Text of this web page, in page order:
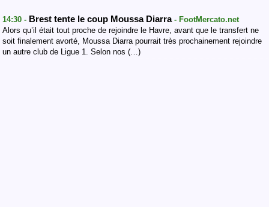
14:30 - Brest tente le coup Moussa Diarra - FootMercato.net
Alors qu’il était tout proche de rejoindre le Havre, avant que le transfert ne
soit finalement avorté, Moussa Diarra pourrait très prochainement rejoindre
un autre club de Ligue 1. Selon nos (…)